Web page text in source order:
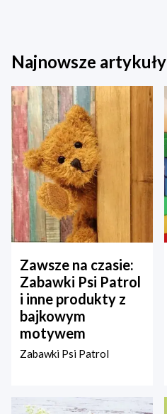
Najnowsze artykuły
Zawsze na czasie:
Zabawki Psi Patrol
i inne produkty z
bajkowym
motywem
Zabawki Psi Patrol